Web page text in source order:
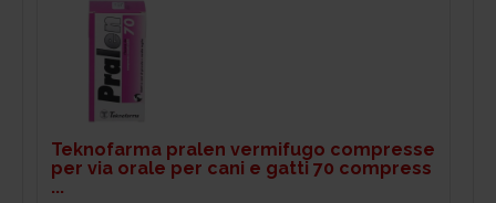
Teknofarma pralen vermifugo compresse
per via orale per cani e gatti 70 compress
...